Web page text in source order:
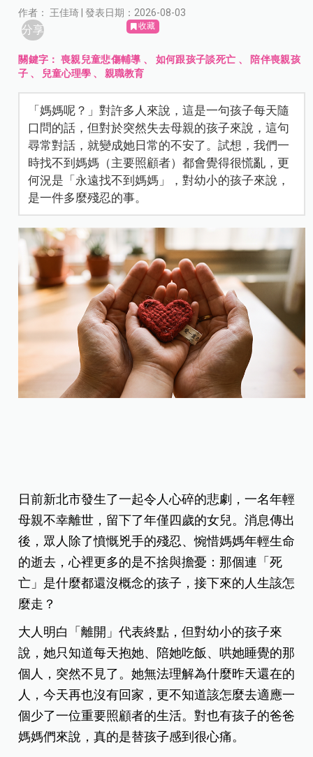
作者： 王佳琦 | 發表日期：2026-08-03
分享 收藏
關鍵字： 喪親兒童悲傷輔導 、 如何跟孩子談死亡 、 陪伴喪親孩
子 、 兒童心理學 、親職教育
「媽媽呢？」對許多人來說，這是一句孩子每天隨
口問的話，但對於突然失去母親的孩子來說，這句
尋常對話，就變成她日常的不安了。試想，我們一
時找不到媽媽（主要照顧者）都會覺得很慌亂，更
何況是「永遠找不到媽媽」，對幼小的孩子來說，
是一件多麼殘忍的事。
日前新北市發生了一起令人心碎的悲劇，一名年輕
母親不幸離世，留下了年僅四歲的女兒。消息傳出
後，眾人除了憤慨兇手的殘忍、惋惜媽媽年輕生命
的逝去，心裡更多的是不捨與擔憂：那個連「死
亡」是什麼都還沒概念的孩子，接下來的人生該怎
麼走？
大人明白「離開」代表終點，但對幼小的孩子來
說，她只知道每天抱她、陪她吃飯、哄她睡覺的那
個人，突然不見了。她無法理解為什麼昨天還在的
人，今天再也沒有回家，更不知道該怎麼去適應一
個少了一位重要照顧者的生活。對也有孩子的爸爸
媽媽們來說，真的是替孩子感到很心痛。